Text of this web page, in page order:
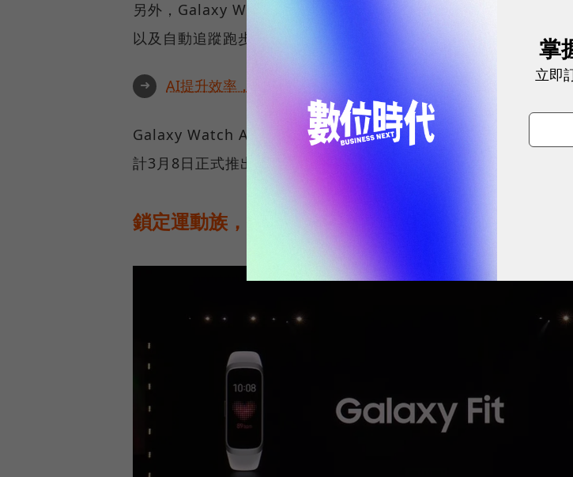
另外，Galaxy Watch Active還具備壓力管控，協助使用者調適呼
以及自動追蹤跑步、騎單車等一共39項運動情形，幫助規劃每天
➜ AI提升效率，永續決定未來！全球永續指標企業認證☀️100 MVP
Galaxy Watch Active擁有四種顏色可供選擇，售價199美元（約
計3月8日正式推出，在這段期間預購的消費者，將獲贈免費無線充
鎖定運動族，智慧手環Galaxy Fit、Galaxy Fit e
掌
立即